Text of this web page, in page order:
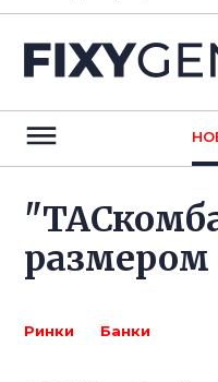
Ринки Банки